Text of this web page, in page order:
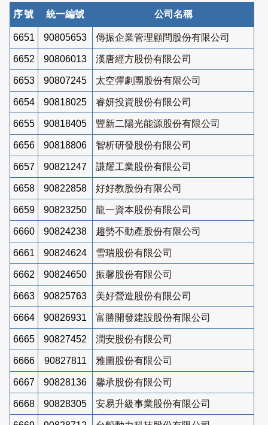
序號 統一編號 公司名稱
6651 90805653 傳振企業管理顧問股份有限公司
6652 90806013 漢唐經方股份有限公司
6653 90807245 太空彈劇團股份有限公司
6654 90818025 睿妍投資股份有限公司
6655 90818405 豐新二陽光能源股份有限公司
6656 90818806 智析研發股份有限公司
6657 90821247 謙耀工業股份有限公司
6658 90822858 好好教股份有限公司
6659 90823250 龍一資本股份有限公司
6660 90824238 趨勢不動產股份有限公司
6661 90824624 雪瑞股份有限公司
6662 90824650 振馨股份有限公司
6663 90825763 美好營造股份有限公司
6664 90826931 富勝開發建設股份有限公司
6665 90827452 潤安股份有限公司
6666 90827811 雅圖股份有限公司
6667 90828136 馨承股份有限公司
6668 90828305 安易升級事業股份有限公司